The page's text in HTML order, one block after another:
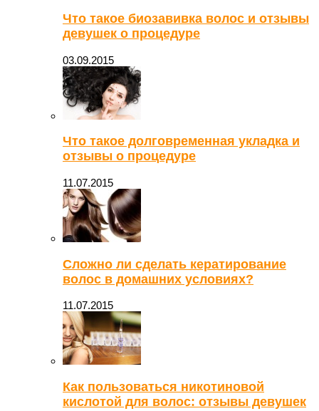
Что такое биозавивка волос и отзывы
девушек о процедуре
03.09.2015
Что такое долговременная укладка и
отзывы о процедуре
11.07.2015
Сложно ли сделать кератирование
волос в домашних условиях?
11.07.2015
Как пользоваться никотиновой
кислотой для волос: отзывы девушек